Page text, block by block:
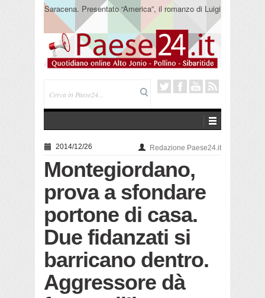
Saracena. Presentato “America”, il romanzo di Luigi
Pandolfi che racconta l’emigrazione
2014/12/26 Redazione Paese24.it
Montegiordano,
prova a sfondare
portone di casa.
Due fidanzati si
barricano dentro.
Aggressore dà